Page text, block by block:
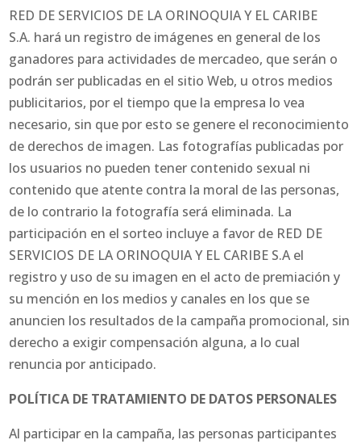
RED DE SERVICIOS DE LA ORINOQUIA Y EL CARIBE
S.A. hará un registro de imágenes en general de los
ganadores para actividades de mercadeo, que serán o
podrán ser publicadas en el sitio Web, u otros medios
publicitarios, por el tiempo que la empresa lo vea
necesario, sin que por esto se genere el reconocimiento
de derechos de imagen. Las fotografías publicadas por
los usuarios no pueden tener contenido sexual ni
contenido que atente contra la moral de las personas,
de lo contrario la fotografía será eliminada. La
participación en el sorteo incluye a favor de RED DE
SERVICIOS DE LA ORINOQUIA Y EL CARIBE S.A el
registro y uso de su imagen en el acto de premiación y
su mención en los medios y canales en los que se
anuncien los resultados de la campaña promocional, sin
derecho a exigir compensación alguna, a lo cual
renuncia por anticipado.
POLÍTICA DE TRATAMIENTO DE DATOS PERSONALES
Al participar en la campaña, las personas participantes